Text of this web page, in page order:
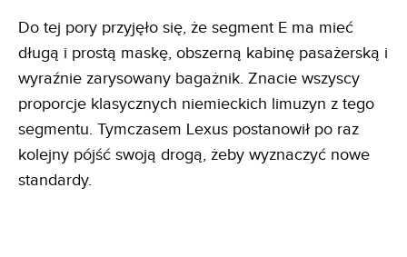
Do tej pory przyjęło się, że segment E ma mieć
długą i prostą maskę, obszerną kabinę pasażerską i
wyraźnie zarysowany bagażnik. Znacie wszyscy
proporcje klasycznych niemieckich limuzyn z tego
segmentu. Tymczasem Lexus postanowił po raz
kolejny pójść swoją drogą, żeby wyznaczyć nowe
standardy.